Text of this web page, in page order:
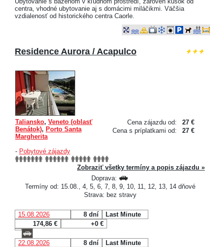
centra, vhodné ubytovanie aj s domácimi miláčikmi. Väčšia
vzdialenosť od historického centra Caorle.
Residence Aurora / Acapulco
Cena zájazdu od:
27 €
Cena s príplatkami od:
27 €
Taliansko, Veneto (oblasť
Benátok), Porto Santa
Margherita
- Pobytové zájazdy
Zobraziť všetky termíny a popis zájazdu »
Doprava:
Termíny od: 15.08., 4, 5, 6, 7, 8, 9, 10, 11, 12, 13, 14 dňové
Strava: bez stravy
15.08.2026 8 dní
Last Minute
174,86 €
+0 €
22.08.2026 8 dní
Last Minute